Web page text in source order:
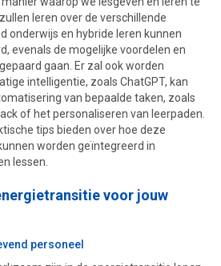
leren over de verschillende
onderwijs en hybride leren kunnen
evenals de mogelijke voordelen en
gaan. Er zal ook worden
intelligentie, zoals ChatGPT, kan
van bepaalde taken, zoals
of het personaliseren van leerpaden.
tips bieden over hoe deze
worden geïntegreerd in
lessen.
voor jouw
personeel